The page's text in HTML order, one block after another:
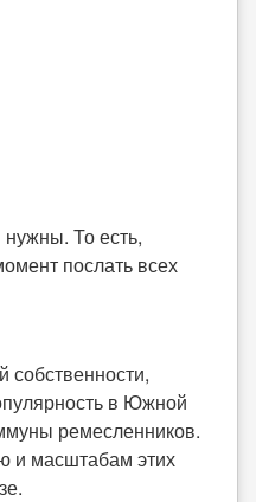
То есть,
послать всех
собственности,
в Южной
ремесленников.
и масштабам этих